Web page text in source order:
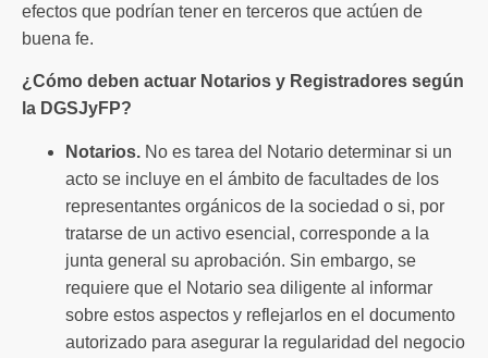
efectos que podrían tener en terceros que actúen de
buena fe.
¿Cómo deben actuar Notarios y Registradores según
la DGSJyFP?
Notarios. No es tarea del Notario determinar si un
acto se incluye en el ámbito de facultades de los
representantes orgánicos de la sociedad o si, por
tratarse de un activo esencial, corresponde a la
junta general su aprobación. Sin embargo, se
requiere que el Notario sea diligente al informar
sobre estos aspectos y reflejarlos en el documento
autorizado para asegurar la regularidad del negocio